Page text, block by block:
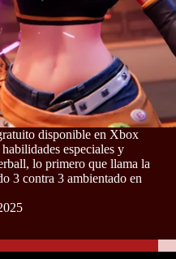
disponible en Xbox
especiales y
lo primero que llama la
3 contra 3 ambientado en